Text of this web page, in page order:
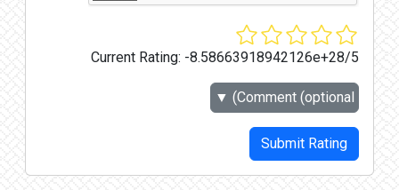
Current Rating: -8.58663918942126e+28/5
Comment (optional)
▼
Submit Rating